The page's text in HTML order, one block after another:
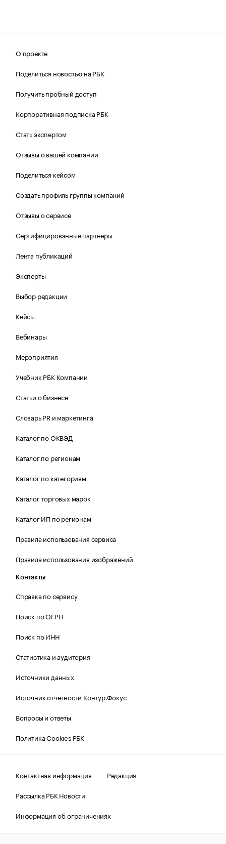
О проекте
Поделиться новостью на РБК
Получить пробный доступ
Корпоративная подписка РБК
Стать экспертом
Отзывы о вашей компании
Поделиться кейсом
Создать профиль группы компаний
Отзывы о сервисе
Сертифицированные партнеры
Лента публикаций
Эксперты
Выбор редакции
Кейсы
Вебинары
Мероприятия
Учебник РБК Компании
Статьи о бизнесе
Словарь PR и маркетинга
Каталог по ОКВЭД
Каталог по регионам
Каталог по категориям
Каталог торговых марок
Каталог ИП по регионам
Правила использования сервиса
Правила использования изображений
Контакты
Справка по сервису
Поиск по ОГРН
Поиск по ИНН
Статистика и аудитория
Источники данных
Источник отчетности Контур.Фокус
Вопросы и ответы
Политика Cookies РБК
Контактная информация
Редакция
Рассылка РБК Новости
Информация об ограничениях
Правовая информация
О соблюдении авторских прав